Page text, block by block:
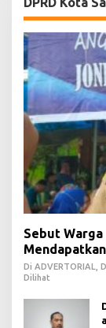
Sebut
Di ADVERTORIAL,
Dilihat